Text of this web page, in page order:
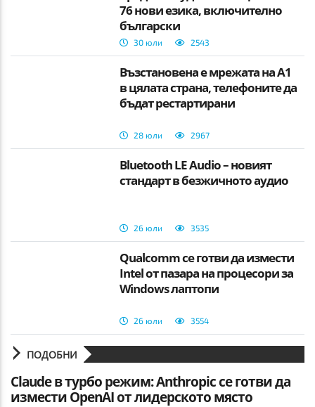
76 нови езика, включително
български
30 юли 2543
Възстановена е мрежата на А1
в цялата страна, телефоните да
бъдат рестартирани
28 юли 2967
Bluetooth LE Audio – новият
стандарт в безжичното аудио
26 юли 3535
Qualcomm се готви да измести
Intel от пазара на процесори за
Windows лаптопи
26 юли 3554
ПОДОБНИ
Claude в турбо режим: Anthropic се готви да
измести OpenAI от лидерското място